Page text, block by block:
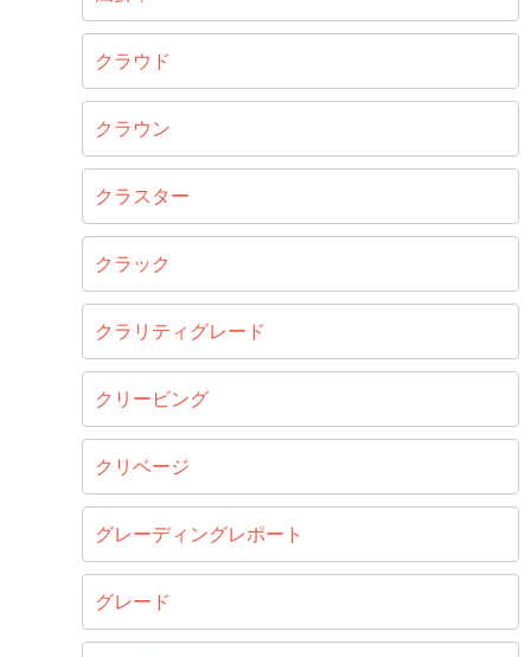
クラウド
クラウン
クラスター
クラック
クラリティグレード
クリービング
クリベージ
グレーディングレポート
グレード